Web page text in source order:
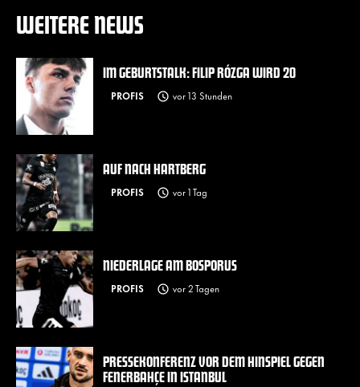
WEITERE NEWS
IM GEBURTSTALK: FILIP RÓZGA WIRD 20
PROFIS vor 13 Stunden
AUF NACH HARTBERG
PROFIS vor 1 Tag
NIEDERLAGE AM BOSPORUS
PROFIS vor 2 Tagen
PRESSEKONFERENZ VOR DEM HINSPIEL GEGEN
FENERBAHÇE IN ISTANBUL